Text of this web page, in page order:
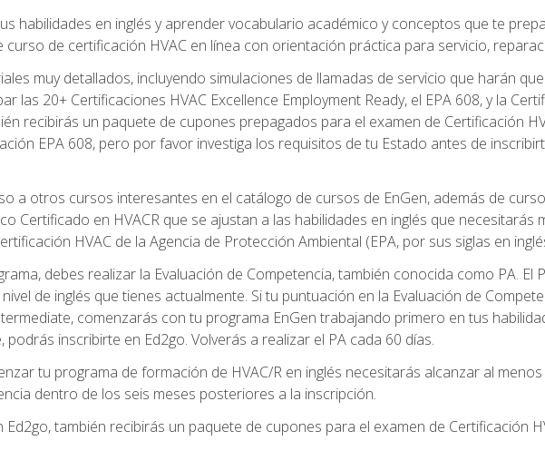
habilidades en inglés y aprender vocabulario académico y conceptos que te
curso de certificación HVAC en línea con orientación práctica para servicio,
muy detallados, incluyendo simulaciones de llamadas de servicio que harán
las 20+ Certificaciones HVAC Excellence Employment Ready, el EPA 608, y la
recibirás un paquete de cupones prepagados para el examen de Certificación
EPA 608, pero por favor investiga los requisitos de tu Estado antes de
a otros cursos interesantes en el catálogo de cursos de EnGen, además de
Certificado en HVACR que se ajustan a las habilidades en inglés que
HVAC de la Agencia de Protección Ambiental (EPA, por sus siglas en
debes realizar la Evaluación de Competencia, también conocida como PA. El
de inglés que tienes actualmente. Si tu puntuación en la Evaluación de
comenzarás con tu programa EnGen trabajando primero en tus
podrás inscribirte en Ed2go. Volverás a realizar el PA cada 60 días.
tu programa de formación de HVAC/R en inglés necesitarás alcanzar al
dentro de los seis meses posteriores a la inscripción.
también recibirás un paquete de cupones para el examen de Certificación